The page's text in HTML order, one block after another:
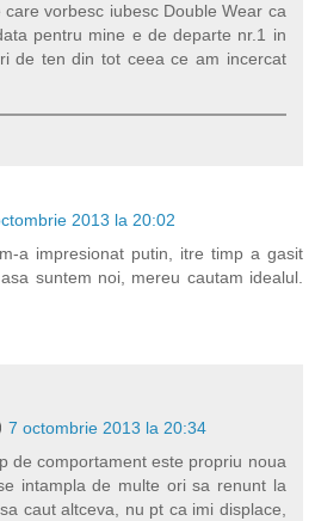
care vorbesc iubesc Double Wear ca
pentru mine e de departe nr.1 in
de ten din tot ceea ce am incercat
2013 la 20:02
a impresionat putin, itre timp a gasit
suntem noi, mereu cautam idealul.
7 octombrie 2013 la 20:34
de comportament este propriu noua
intampla de multe ori sa renunt la
caut altceva, nu pt ca imi displace,